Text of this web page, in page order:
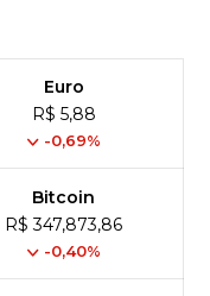
Euro
R$ 5,88
-0,69%
Bitcoin
R$ 347,873,86
-0,40%